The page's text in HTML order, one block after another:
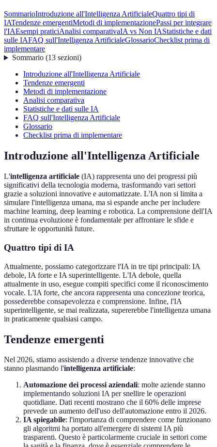
SommarioIntroduzione all'Intelligenza ArtificialeQuattro tipi di
IATendenze emergentiMetodi di implementazionePassi per integrare
l'IAEsempi praticiAnalisi comparativaIA vs Non IAStatistiche e dati
sulle IAFAQ sull'Intelligenza ArtificialeGlossarioChecklist prima di
implementare
Sommario(13 sezioni)
Introduzione all'Intelligenza Artificiale
Tendenze emergenti
Metodi di implementazione
Analisi comparativa
Statistiche e dati sulle IA
FAQ sull'Intelligenza Artificiale
Glossario
Checklist prima di implementare
Introduzione all'Intelligenza Artificiale
L'intelligenza artificiale (IA) rappresenta uno dei progressi più
significativi della tecnologia moderna, trasformando vari settori
grazie a soluzioni innovative e automatizzate. L'IA non si limita a
simulare l'intelligenza umana, ma si espande anche per includere
machine learning, deep learning e robotica. La comprensione dell'IA
in continua evoluzione è fondamentale per affrontare le sfide e
sfruttare le opportunità future.
Quattro tipi di IA
Attualmente, possiamo categorizzare l'IA in tre tipi principali: IA
debole, IA forte e IA superintelligente. L'IA debole, quella
attualmente in uso, esegue compiti specifici come il riconoscimento
vocale. L'IA forte, che ancora rappresenta una concezione teorica,
possederebbe consapevolezza e comprensione. Infine, l'IA
superintelligente, se mai realizzata, supererebbe l'intelligenza umana
in praticamente qualsiasi campo.
Tendenze emergenti
Nel 2026, stiamo assistendo a diverse tendenze innovative che
stanno plasmando l'intelligenza artificiale:
Automazione dei processi aziendali: molte aziende stanno
implementando soluzioni IA per snellire le operazioni
quotidiane. Dati recenti mostrano che il 60% delle imprese
prevede un aumento dell'uso dell'automazione entro il 2026.
IA spiegabile: l'importanza di comprendere come funzionano
gli algoritmi ha portato all'emergere di sistemi IA più
trasparenti. Questo è particolarmente cruciale in settori come